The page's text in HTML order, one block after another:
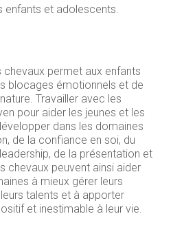
et adolescents.
permet aux enfants
blocages émotionnels et de
Travailler avec les
pour aider les jeunes et les
dans les domaines
de la confiance en soi, du
de la présentation et
chevaux peuvent ainsi aider
à mieux gérer leurs
talents et à apporter
et inestimable à leur vie.